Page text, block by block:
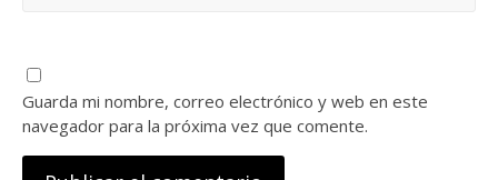
Guarda mi nombre, correo electrónico y web en este
navegador para la próxima vez que comente.